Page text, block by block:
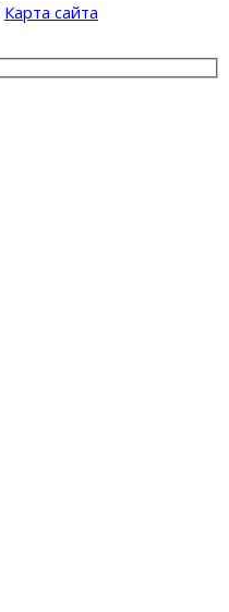
Карта сайта